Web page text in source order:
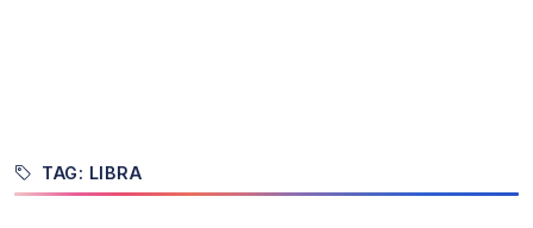
TAG: LIBRA